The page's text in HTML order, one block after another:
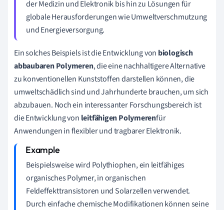
der Medizin und Elektronik bis hin zu Lösungen für
globale Herausforderungen wie Umweltverschmutzung
und Energieversorgung.
Ein solches Beispiels ist die Entwicklung von biologisch
abbaubaren Polymeren, die eine nachhaltigere Alternative
zu konventionellen Kunststoffen darstellen können, die
umweltschädlich sind und Jahrhunderte brauchen, um sich
abzubauen. Noch ein interessanter Forschungsbereich ist
die Entwicklung von leitfähigen Polymerenfür
Anwendungen in flexibler und tragbarer Elektronik.
Beispielsweise wird Polythiophen, ein leitfähiges
organisches Polymer, in organischen
Feldeffekttransistoren und Solarzellen verwendet.
Durch einfache chemische Modifikationen können seine